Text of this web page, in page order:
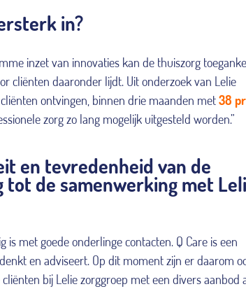
in?
inzet van innovaties kan de thuiszorg
cliënten daaronder lijdt. Uit onderzoek van Lelie
ontvingen, binnen drie maanden met38
zorg zo lang mogelijk uitgesteld worden.”
en tevredenheid van de
tot de samenwerking met
is met goede onderlinge contacten. Q Care is een
en adviseert. Op dit moment zijn er daarom
bij Lelie zorggroep met een divers aanbod